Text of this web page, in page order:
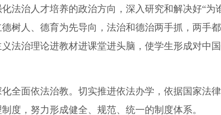
法治人才培养的政治方向，深入研究和解决好“为
树人、德育为先导向，法治和德治两手抓，两手
法治理论进教材进课堂进头脑，使学生形成对中
全面依法治教。切实推进依法办学，依据国家法
度，努力形成健全、规范、统一的制度体系。